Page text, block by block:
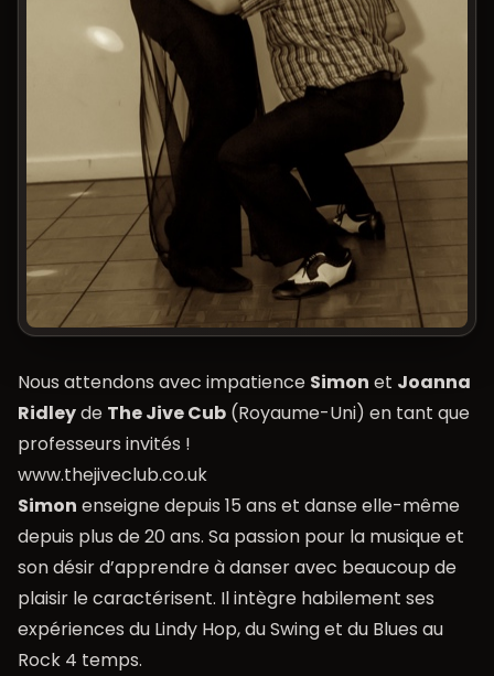
Nous attendons avec impatience Simon et Joanna
Ridleyde The Jive Cub (Royaume-Uni) en tant que
professeurs invités !
www.thejiveclub.co.uk
Simon enseigne depuis 15 ans et danse elle-même
depuis plus de 20 ans. Sa passion pour la musique et
son désir d’apprendre à danser avec beaucoup de
plaisir le caractérisent. Il intègre habilement ses
expériences du Lindy Hop, du Swing et du Blues au
Rock 4 temps.